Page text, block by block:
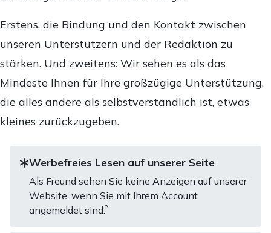
Erstens, die Bindung und den Kontakt zwischen
unseren Unterstützern und der Redaktion zu
stärken. Und zweitens: Wir sehen es als das
Mindeste Ihnen für Ihre großzügige Unterstützung,
die alles andere als selbstverständlich ist, etwas
kleines zurückzugeben.
Werbefreies Lesen auf unserer Seite
Als Freund sehen Sie keine Anzeigen auf unserer
Website, wenn Sie mit Ihrem Account
angemeldet sind.*